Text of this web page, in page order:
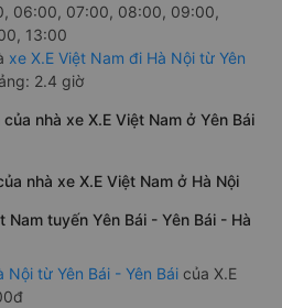
06:00, 07:00, 08:00, 09:00,
13:00
xe X.E Việt Nam đi Hà Nội từ Yên
2.4 giờ
nhà xe X.E Việt Nam ở Yên Bái
nhà xe X.E Việt Nam ở Hà Nội
Nam tuyến Yên Bái - Yên Bái - Hà
Nội từ Yên Bái - Yên Bái của X.E